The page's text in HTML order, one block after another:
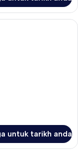
Room | Peralatan
untuk tarikh anda